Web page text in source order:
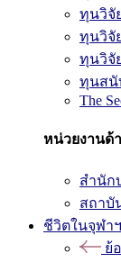
ทุนวิจั
ทุนวิจั
ทุนวิจั
ทุนสนั
The
หน่วยงานด้
สำนัก
สถาบั
ชีวิตในจุฬาฯ
ย้